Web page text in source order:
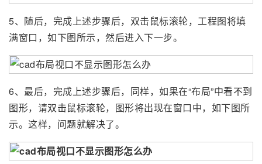
5、随后，完成上述步骤后，双击鼠标滚轮，工程图将填
满窗口，如下图所示，然后进入下一步。
6、最后，完成上述步骤后，同样，如果在“布局”中看不到
图形，请双击鼠标滚轮，图形将出现在窗口中，如下图所
示。这样，问题就解决了。